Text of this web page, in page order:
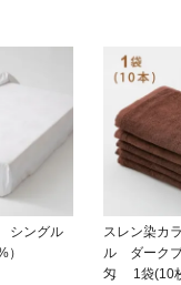
シングル
スレン染カ
ル ダーク
匁 1袋(10